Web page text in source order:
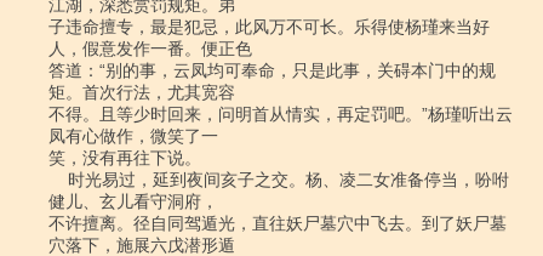
江湖，深悉赏罚规矩。弟
子违命擅专，最是犯忌，此风万不可长。乐得使杨瑾来当好
人，假意发作一番。便正色
答道：“别的事，云凤均可奉命，只是此事，关碍本门中的规
矩。首次行法，尤其宽容
不得。且等少时回来，问明首从情实，再定罚吧。”杨瑾听出云
凤有心做作，微笑了一
笑，没有再往下说。
健儿、玄儿看守洞府，
不许擅离。径自同驾遁光，直往妖尸墓穴中飞去。到了妖尸墓
穴落下，施展六戊潜形遁